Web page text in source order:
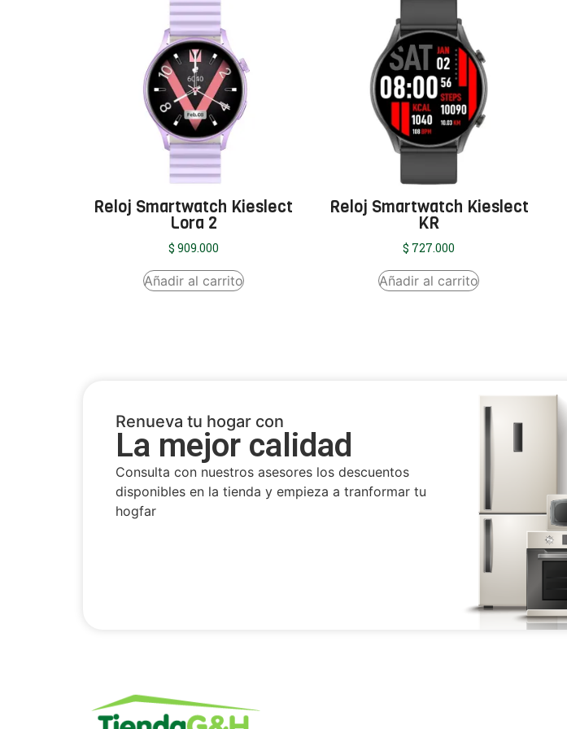
Reloj Smartwatch Kieslect
Lora 2
$ 909.000
Añadir al carrito
Reloj Smartwatch Kieslect
KR
$ 727.000
Añadir al carrito
Renueva tu hogar con
La mejor calidad
Consulta con nuestros asesores los descuentos
disponibles en la tienda y empieza a tranformar tu
hogfar